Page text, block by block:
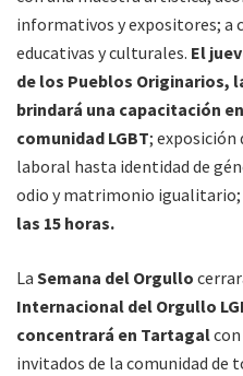
informativos y expositores; a
educativas y culturales. El
de los Pueblos Originarios,
brindará una capacitación
comunidad LGBT; exposición
laboral hasta identidad de
odio y matrimonio igualitario;
las 15 horas.
La Semana del Orgullo
Internacional del Orgullo
concentrará en Tartagal
invitados de la comunidad de